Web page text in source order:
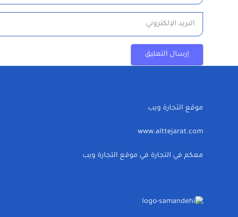
إرسال التعليق
موقع التجارة ويب
www.alttejarat.com
معكم في التجارة في موقع التجارة ويب